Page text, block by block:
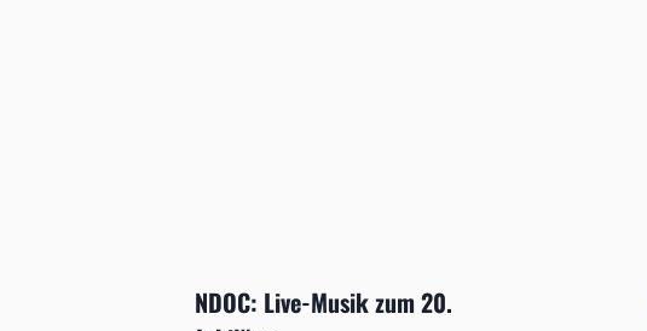
NDOC: Live-Musik zum 20.